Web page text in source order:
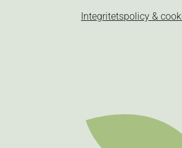
Integritetspolicy &